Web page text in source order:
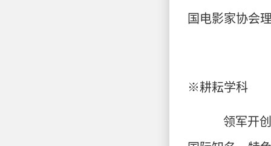
国电影家协会
※耕耘学科
领军开